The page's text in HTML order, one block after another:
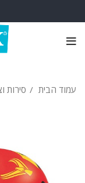
עמוד הבית סירות